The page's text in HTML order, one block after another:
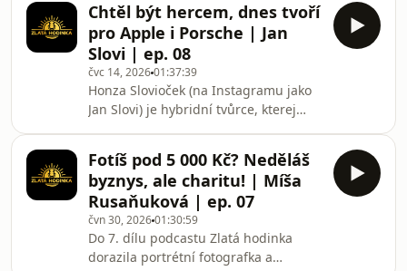
Míša prozradí, proč fotit za 2 000 Kč
znamená krach, jak si správně
nastavit cenotvorbu a spočítat
náklady. Já jí v některých názorech
oponuji, což vede k celkem zajímavé
diskuzi. Navíc uslyšíte její divoký
příběh o tom, jak skončila v
americkém vězení a jak jí to změnilo
Chtěl být hercem, dnes tvoří
pro Apple i Porsche | Jan
Slovi | ep. 08
čvc 14, 202601:37:39
Honza Slovioček (na Instagramu jako
Jan Slovi) je hybridní tvůrce, kterej
díle Zlaté hodinky probíráme:– proč
pořád nemá web (a proč nemá cenu
čekat na &quot;ideální
moment&quot;)– jak se dělá reklama s
živým kozlem (a proč u toho nesmí být
žádná žena, co má zrovna měsíčky)–
Fotíš pod 5 000 Kč? Neděláš
byznys, ale charitu! | Míša
Rusaňuková | ep. 07
čvn 30, 202601:30:59
Do 7. dílu podcastu Zlatá hodinka
dorazila portrétní fotografka a